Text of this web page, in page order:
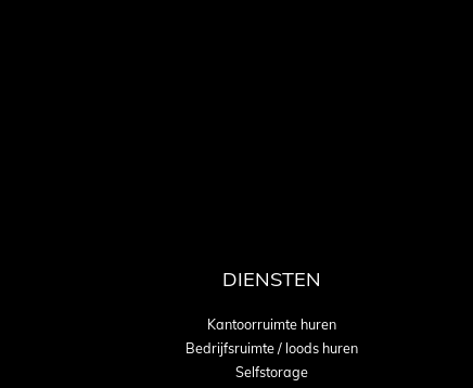
DIENSTEN
Kantoorruimte huren
Bedrijfsruimte / loods huren
Selfstorage